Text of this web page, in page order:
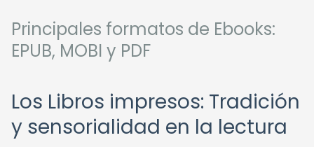
Principales formatos de Ebooks:
EPUB, MOBI y PDF
Los Libros impresos: Tradición
y sensorialidad en la lectura